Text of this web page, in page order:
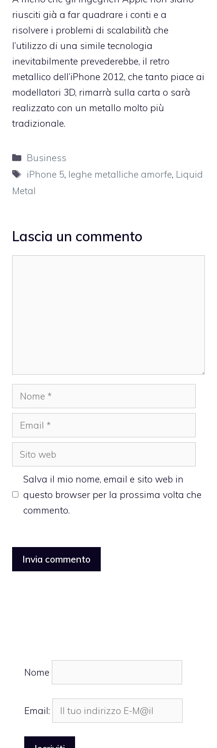
riusciti già a far quadrare i conti e a
risolvere i problemi di scalabilità che
l’utilizzo di una simile tecnologia
inevitabilmente prevederebbe, il retro
metallico dell’iPhone 2012, che tanto piace ai
modellatori 3D, rimarrà sulla carta o sarà
realizzato con un metallo molto più
tradizionale.
Categorie
Business
Tag
iPhone 5, leghe metalliche amorfe, Liquid
Metal
Lascia un commento
Nome
Email
Sito
web
Salva il mio nome, email e sito web in
questo browser per la prossima volta che
commento.
Nome
Email: